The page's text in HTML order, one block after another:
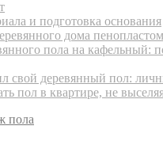
и подготовка основания
дома пенопластом
пола на кафельный:
свой деревянный пол:
пол в квартире, не
пола